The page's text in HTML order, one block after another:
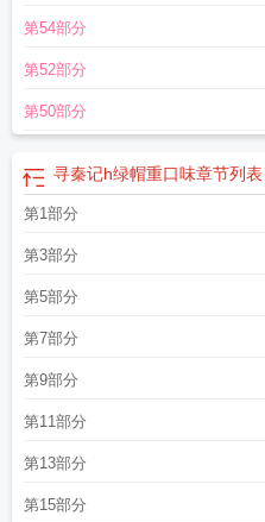
第54部分
第52部分
第50部分
寻秦记h绿帽重口味章节列表
第1部分
第3部分
第5部分
第7部分
第9部分
第11部分
第13部分
第15部分